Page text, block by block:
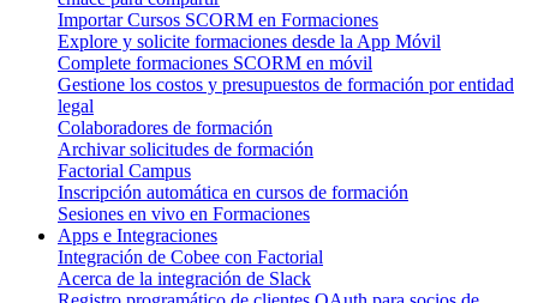
Importar Cursos SCORM en Formaciones
Explore y solicite formaciones desde la App Móvil
Complete formaciones SCORM en móvil
Gestione los costos y presupuestos de formación por entidad
legal
Colaboradores de formación
Archivar solicitudes de formación
Factorial Campus
Inscripción automática en cursos de formación
Sesiones en vivo en Formaciones
Apps e Integraciones
Integración de Cobee con Factorial
Acerca de la integración de Slack